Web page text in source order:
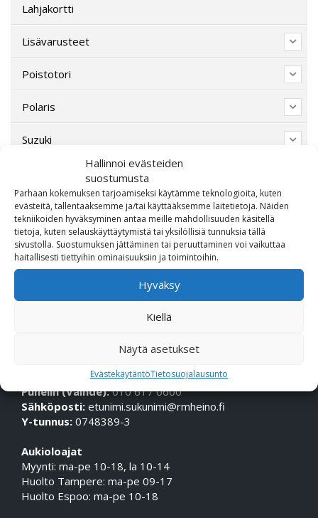
Hallinnoi evästeiden
suostumusta
Parhaan kokemuksen tarjoamiseksi käytämme teknologioita, kuten
evästeitä, tallentaaksemme ja/tai käyttääksemme laitetietoja. Näiden
tekniikoiden hyväksyminen antaa meille mahdollisuuden käsitellä
tietoja, kuten selauskäyttäytymistä tai yksilöllisiä tunnuksia tällä
sivustolla. Suostumuksen jättäminen tai peruuttaminen voi vaikuttaa
haitallisesti tiettyihin ominaisuuksiin ja toimintoihin.
Hyväksy
Kiellä
Näytä asetukset
EvästekäytäntöTietosuojalausunto
Lahjakortti
Lisävarusteet
Poistotori
Polaris
Suzuki
Varaosat/Sekalaiset
OTA MEIHIN YHTEYTTÄ!
Puhelin (Vaihde): 010 617 0600
Sähköposti: etunimi.sukunimi@rmheino.fi
Y-tunnus: 0748389-3
Aukioloajat
Myynti: ma-pe 10-18, la 10-14
Huolto Tampere: ma-pe 09-17
Huolto Espoo: ma-pe 10-18